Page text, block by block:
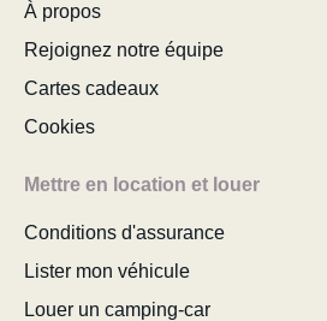
À propos
Rejoignez notre équipe
Cartes cadeaux
Cookies
Mettre en location et louer
Conditions d'assurance
Lister mon véhicule
Louer un camping-car